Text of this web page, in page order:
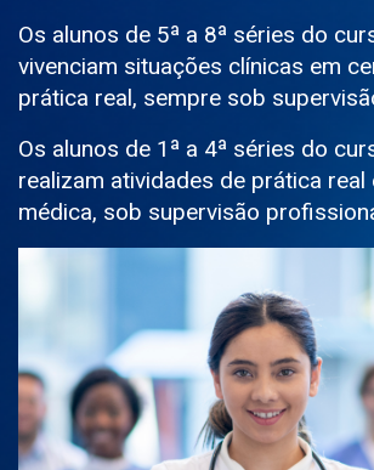
Os alunos de 5ª a 8ª séries do
vivenciam situações clínicas em
prática real, sempre sob
Os alunos de 1ª a 4ª séries do
realizam atividades de prática real
médica, sob supervisão